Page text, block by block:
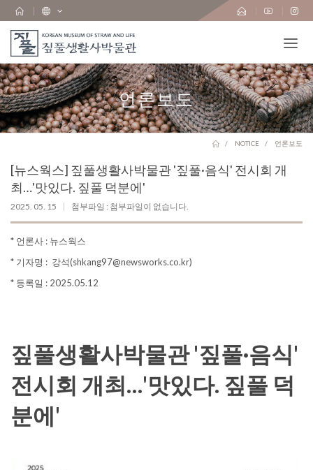
언론보도
NOTICE 언론보도
[뉴스웍스] 짚풀생활사박물관 '짚풀·음식' 전시회 개
최…'맛있다. 짚풀 덕분에'
2025. 05. 15 첨부파일 : 첨부파일이 없습니다.
* 언론사 : 뉴스웍스
* 기자명 : 강석(shkang97@newsworks.co.kr)
* 등록일 : 2025.05.12
짚풀생활사박물관 '짚풀·음식'
전시회 개최…'맛있다. 짚풀 덕
분에'